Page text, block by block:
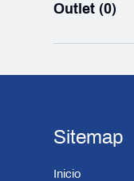
Outlet (0)
Sitemap
Inicio